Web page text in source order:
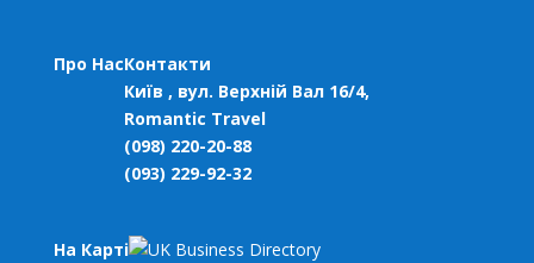
Про НасКонтакти
Київ , вул. Верхній Вал 16/4,
Romantic Travel
(098) 220-20-88
(093) 229-92-32
На Карті